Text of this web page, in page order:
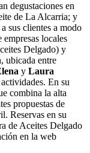
degustaciones en
de La Alcarria; y
sus clientes a modo
empresas locales
Delgado) y
ubicada entre
y Laura
En su
combina la alta
propuestas de
Reservas en su
de Aceites Delgado
en la web